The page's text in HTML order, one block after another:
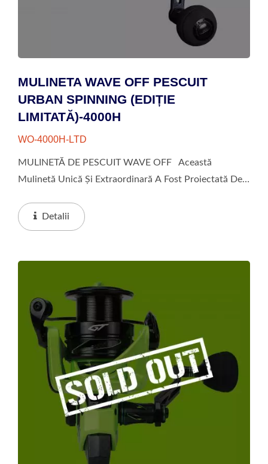
MULINETA WAVE OFF PESCUIT
URBAN SPINNING (EDIȚIE
LIMITATĂ)-4000H
WO-4000H-LTD
MULINETĂ DE PESCUIT WAVE OFF Această
Mulinetă Unică Și Extraordinară A Fost Proiectată De
Wave Off A Fost Creată În 2017; Misiunea Sa Este De
A „Provoca...
Detalii